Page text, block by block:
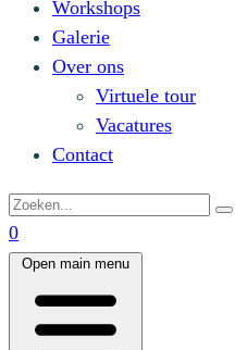
Workshops
Galerie
Over ons
Virtuele tour
Vacatures
Contact
0
Open main menu